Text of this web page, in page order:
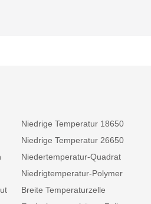
Niedrige Temperatur 18650
Niedrige Temperatur 26650
Niedertemperatur-Quadrat
Niedrigtemperatur-Polymer
Breite Temperaturzelle